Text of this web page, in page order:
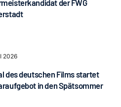
der FWG
2026
des deutschen Films startet
in den Spätsommer